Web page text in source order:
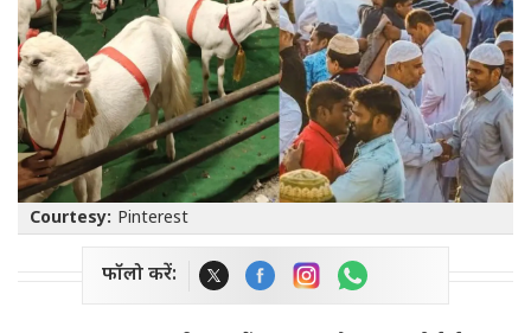
Courtesy: Pinterest
फॉलो करें: